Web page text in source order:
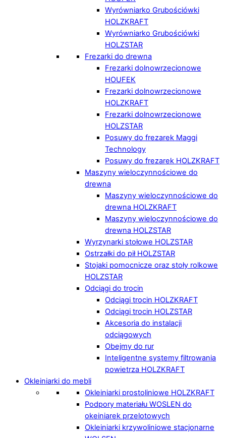
Wyrówniarko Grubościówki
HOLZKRAFT
Wyrówniarko Grubościówki
HOLZSTAR
Frezarki do drewna
Frezarki dolnowrzecionowe
HOUFEK
Frezarki dolnowrzecionowe
HOLZKRAFT
Frezarki dolnowrzecionowe
HOLZSTAR
Posuwy do frezarek Maggi
Technology
Posuwy do frezarek HOLZKRAFT
Maszyny wieloczynnościowe do
drewna
Maszyny wieloczynnościowe do
drewna HOLZKRAFT
Maszyny wieloczynnościowe do
drewna HOLZSTAR
Wyrzynarki stołowe HOLZSTAR
Ostrzałki do pił HOLZSTAR
Stojaki pomocnicze oraz stoły rolkowe
HOLZSTAR
Odciągi do trocin
Odciągi trocin HOLZKRAFT
Odciągi trocin HOLZSTAR
Akcesoria do instalacji
odciągowych
Obejmy do rur
Inteligentne systemy filtrowania
powietrza HOLZKRAFT
Okleiniarki do mebli
Okleiniarki prostoliniowe HOLZKRAFT
Podpory materiału WOSLEN do
okeiniarek przelotowych
Okleiniarki krzywoliniowe stacjonarne